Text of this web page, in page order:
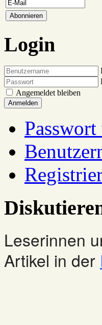
Login
Angemeldet bleiben
Anmelden
Passwort
Leserinnen
Artikel in der